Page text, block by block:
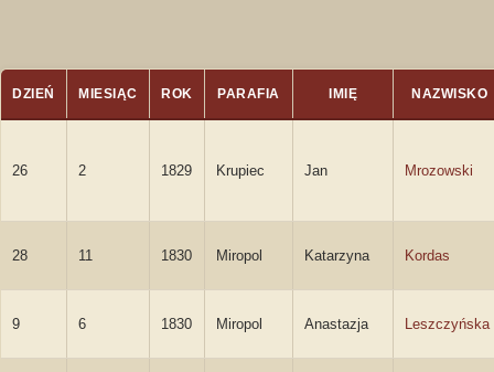
DZIEŃ MIESIĄC ROK PARAFIA IMIĘ NAZWISKO
26 2 1829 Krupiec Jan Mrozowski
28 11 1830 Miropol Katarzyna Kordas
9 6 1830 Miropol Anastazja Leszczyńska